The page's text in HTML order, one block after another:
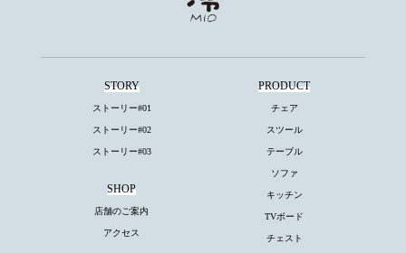
STORY
ストーリー#01
ストーリー#02
ストーリー#03
SHOP
店舗のご案内
アクセス
PRODUCT
チェア
スツール
テーブル
ソファ
キッチン
TVボード
チェスト